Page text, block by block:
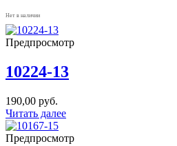
Нет в наличии
Предпросмотр
10224-13
190,00 руб.
Читать далее
Предпросмотр